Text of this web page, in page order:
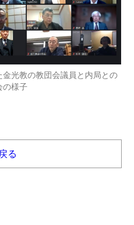
光教の教団会議員と内局との
の様子
戻る